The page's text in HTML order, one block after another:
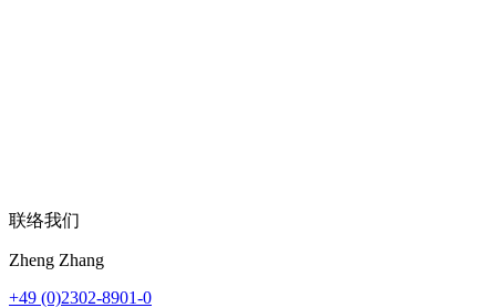
联络我们
Zheng Zhang
+49 (0)2302-8901-0